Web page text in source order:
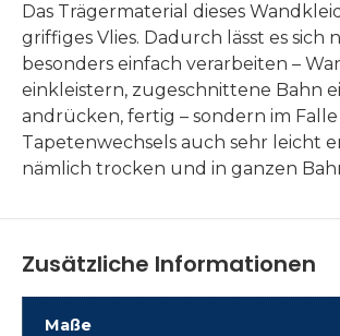
Das Trägermaterial dieses
griffiges Vlies. Dadurch lässt es sich
besonders einfach verarbeiten –
einkleistern, zugeschnittene Bahn
andrücken, fertig – sondern im Falle
Tapetenwechsels auch sehr leicht
nämlich trocken und in ganzen
Zusätzliche Informationen
Maße